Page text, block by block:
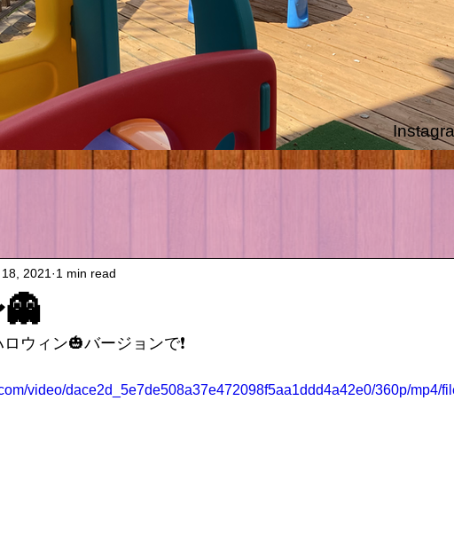
2021 1 min read
ウィン🎃バージョンで❗️
video/dace2d_5e7de508a37e472098f5aa1ddd4a42e0/360p/mp4/